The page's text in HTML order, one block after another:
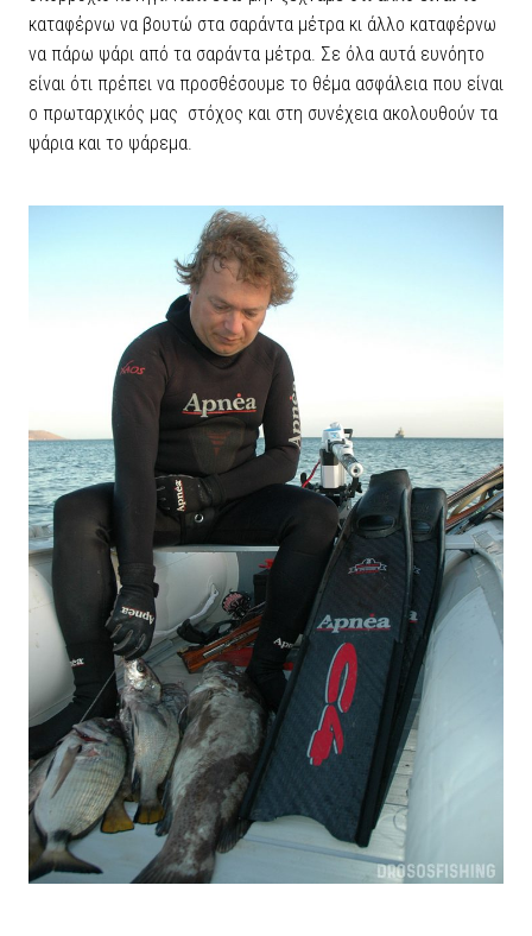
καταφέρνω να βουτώ στα σαράντα μέτρα κι άλλο καταφέρνω
να πάρω ψάρι από τα σαράντα μέτρα. Σε όλα αυτά ευνόητο
είναι ότι πρέπει να προσθέσουμε το θέμα ασφάλεια που είναι
ο πρωταρχικός μας στόχος και στη συνέχεια ακολουθούν τα
ψάρια και το ψάρεμα.